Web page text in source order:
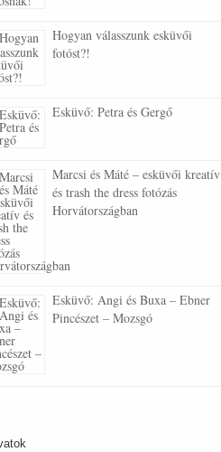
Hogyan válasszunk esküvői
fotóst?!
Esküvő: Petra és Gergő
Marcsi és Máté – esküvői kreatív
és trash the dress fotózás
Horvátországban
Esküvő: Angi és Buxa – Ebner
Pincészet – Mozsgó